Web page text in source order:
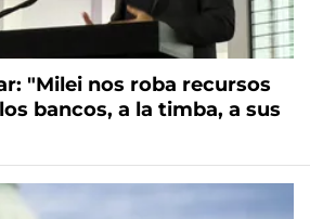
"Milei nos roba recursos
bancos, a la timba, a sus